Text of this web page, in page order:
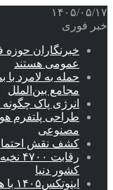
۱۴۰۵/۰۵/۱۷
خبر فوری
خبرنگاران حوزه
عمومی هستند
حمله به لامرد
مجامع بین‌الملل
انرژی پاک
طراحی پلتفرم
مصنوعی
کشف نقش
کشور دنیا
اینوتکس۱۴۰۵ با هویت جدید برگزار می‌شود